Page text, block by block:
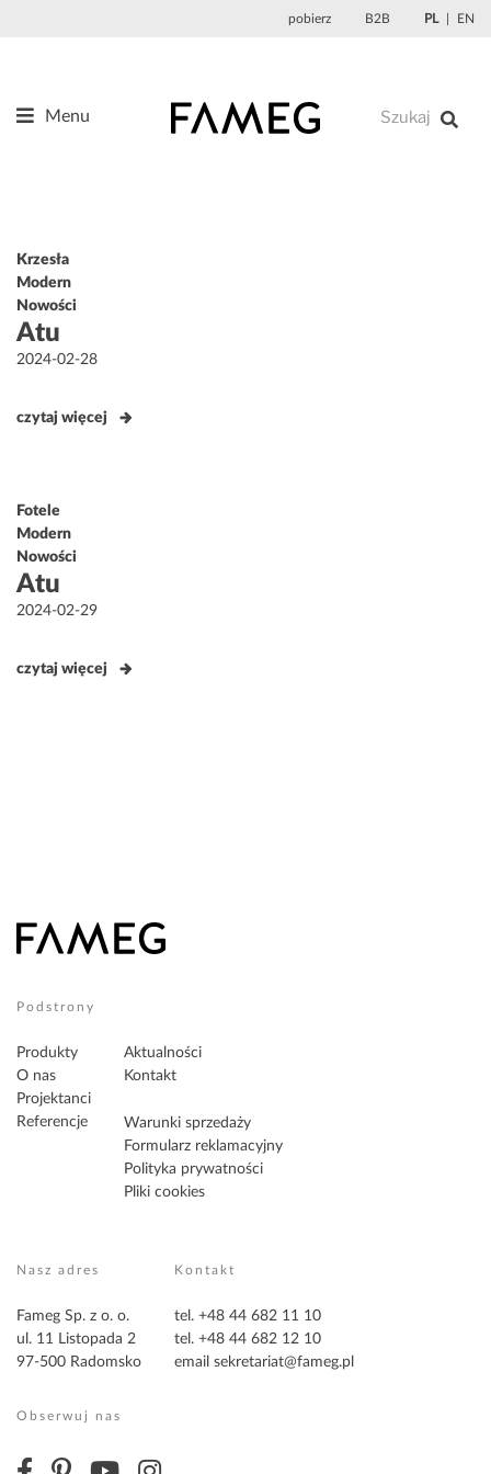
pobierz B2B PL EN
Menu
Referencje
Aktualności
Kontakt
Krzesła
Modern
Nowości
Atu
Opublikowane
2024-02-28
czytaj więcej
Fotele
Modern
Nowości
Atu
Opublikowane
2024-02-29
czytaj więcej
Podstrony
Produkty
O nas
Projektanci
Referencje
Aktualności
Kontakt
Warunki sprzedaży
Formularz reklamacyjny
Polityka prywatności
Pliki cookies
Nasz adres
Fameg Sp. z o. o.
ul. 11 Listopada 2
97-500 Radomsko
Kontakt
tel. +48 44 682 11 10
tel. +48 44 682 12 10
email sekretariat@fameg.pl
Obserwuj nas